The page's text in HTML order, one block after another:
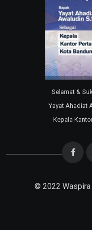
Selamat &
Yayat Ahadiat
Kepala
© 2022